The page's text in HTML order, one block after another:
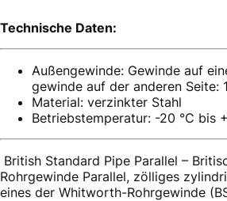
Technische Daten:
Außengewinde: Gewinde auf
gewinde auf der anderen Seite:
Material: verzinkter Stahl
Betriebstemperatur: -20 °C bis
British Standard Pipe Parallel –
Rohrgewinde Parallel, zölliges
eines der Whitworth-Rohrgewinde